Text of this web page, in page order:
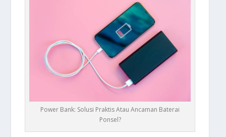
Power Bank: Solusi Praktis Atau Ancaman Baterai
Ponsel?